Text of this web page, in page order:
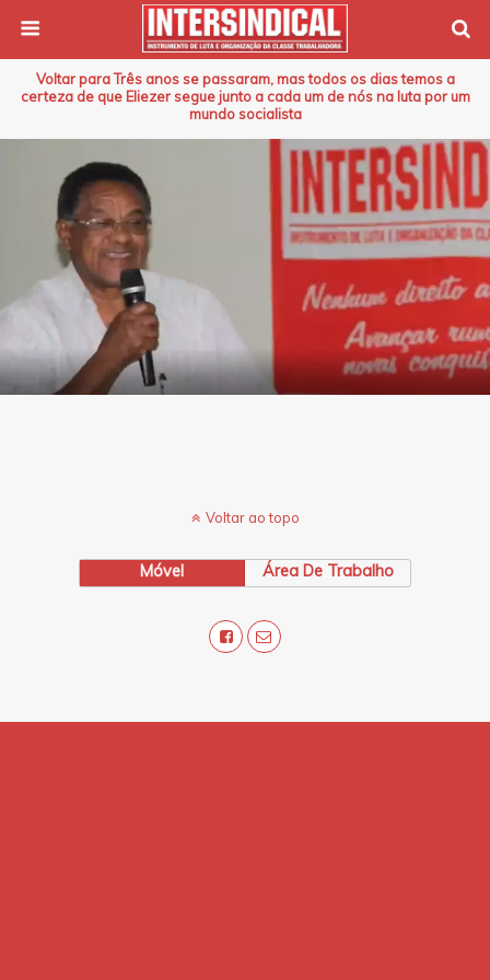
Voltar para Três anos se passaram, mas todos os dias temos a
certeza de que Eliezer segue junto a cada um de nós na luta por um
mundo socialista
Voltar ao topo
Móvel Área De Trabalho